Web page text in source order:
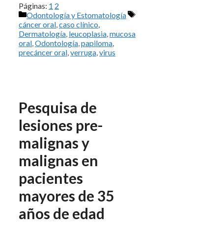
Páginas: 1 2
Categorías
Odontología y Estomatología
Etiquetas
cáncer oral,caso clínico,
Dermatología, leucoplasia,mucosa
oral,Odontología,papiloma,
precáncer oral,verruga,virus
Pesquisa de
lesiones pre-
malignas y
malignas en
pacientes
mayores de 35
años de edad